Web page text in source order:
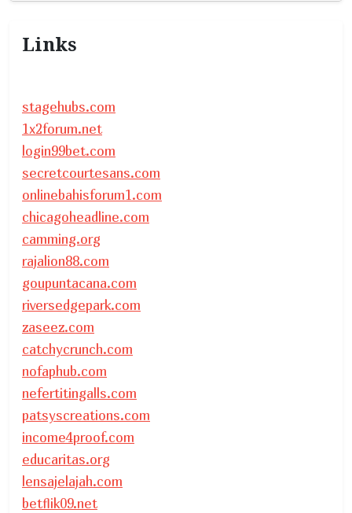
Links
stagehubs.com
1x2forum.net
login99bet.com
secretcourtesans.com
onlinebahisforum1.com
chicagoheadline.com
camming.org
rajalion88.com
goupuntacana.com
riversedgepark.com
zaseez.com
catchycrunch.com
nofaphub.com
nefertitingalls.com
patsyscreations.com
income4proof.com
educaritas.org
lensajelajah.com
betflik09.net